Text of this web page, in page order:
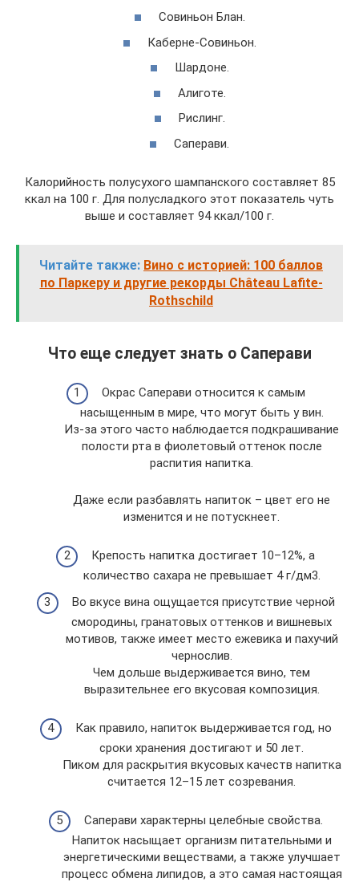
Совиньон Блан.
Каберне-Совиньон.
Шардоне.
Алиготе.
Рислинг.
Саперави.
Калорийность полусухого шампанского составляет 85
ккал на 100 г. Для полусладкого этот показатель чуть
выше и составляет 94 ккал/100 г.
Читайте также: Вино с историей: 100 баллов
по Паркеру и другие рекорды Château Lafite-
Rothschild
Что еще следует знать о Саперави
Окрас Саперави относится к самым
насыщенным в мире, что могут быть у вин.
Из-за этого часто наблюдается подкрашивание
полости рта в фиолетовый оттенок после
распития напитка.
Даже если разбавлять напиток – цвет его не
изменится и не потускнеет.
Крепость напитка достигает 10–12%, а
количество сахара не превышает 4 г/дм3.
Во вкусе вина ощущается присутствие черной
смородины, гранатовых оттенков и вишневых
мотивов, также имеет место ежевика и пахучий
чернослив.
Чем дольше выдерживается вино, тем
выразительнее его вкусовая композиция.
Как правило, напиток выдерживается год, но
сроки хранения достигают и 50 лет.
Пиком для раскрытия вкусовых качеств напитка
считается 12–15 лет созревания.
Саперави характерны целебные свойства.
Напиток насыщает организм питательными и
энергетическими веществами, а также улучшает
процесс обмена липидов, а это самая настоящая